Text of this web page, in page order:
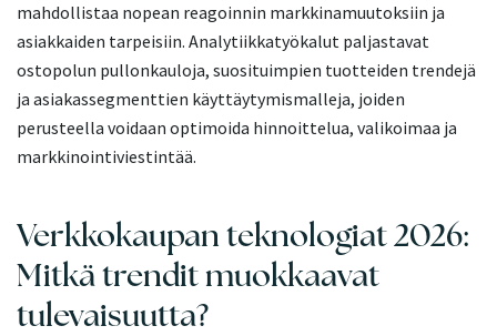
mahdollistaa nopean reagoinnin markkinamuutoksiin ja
asiakkaiden tarpeisiin. Analytiikkatyökalut paljastavat
ostopolun pullonkauloja, suosituimpien tuotteiden trendejä
ja asiakassegmenttien käyttäytymismalleja, joiden
perusteella voidaan optimoida hinnoittelua, valikoimaa ja
markkinointiviestintää.
Verkkokaupan teknologiat 2026:
Mitkä trendit muokkaavat
tulevaisuutta?